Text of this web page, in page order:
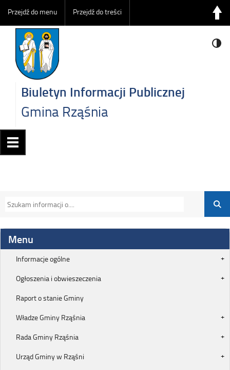
Przejdź do menu Przejdź do treści
Biuletyn Informacji Publicznej
Gmina Rząśnia
Menu
Informacje ogólne
Ogłoszenia i obwieszeczenia
Raport o stanie Gminy
Władze Gminy Rząśnia
Rada Gminy Rząśnia
Urząd Gminy w Rząśni